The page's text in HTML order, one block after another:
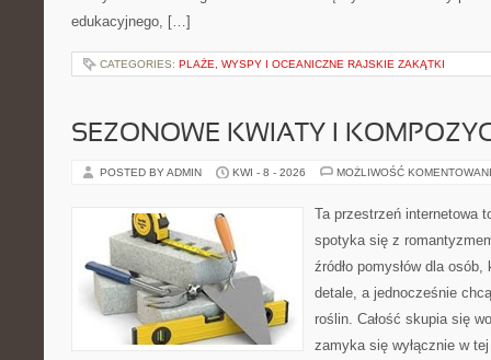
edukacyjnego, […]
CATEGORIES: PLAŻE, WYSPY I OCEANICZNE RAJSKIE ZAKĄTKI
SEZONOWE KWIATY I
POSTED BY ADMIN KWI - 8 - 2026 MOŻLIWOŚĆ
Ta przestrzeń internetowa
spotyka się z
źródło pomysłów dla
detale, a jednocześnie
roślin. Całość skupia się
zamyka się wyłącznie w